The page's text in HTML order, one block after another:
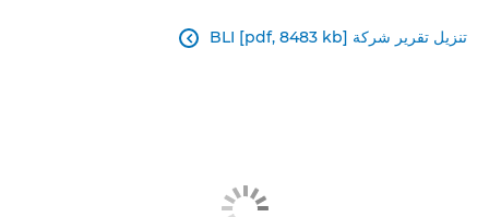
تنزيل تقرير شركة BLI [pdf, 8483 kb] 